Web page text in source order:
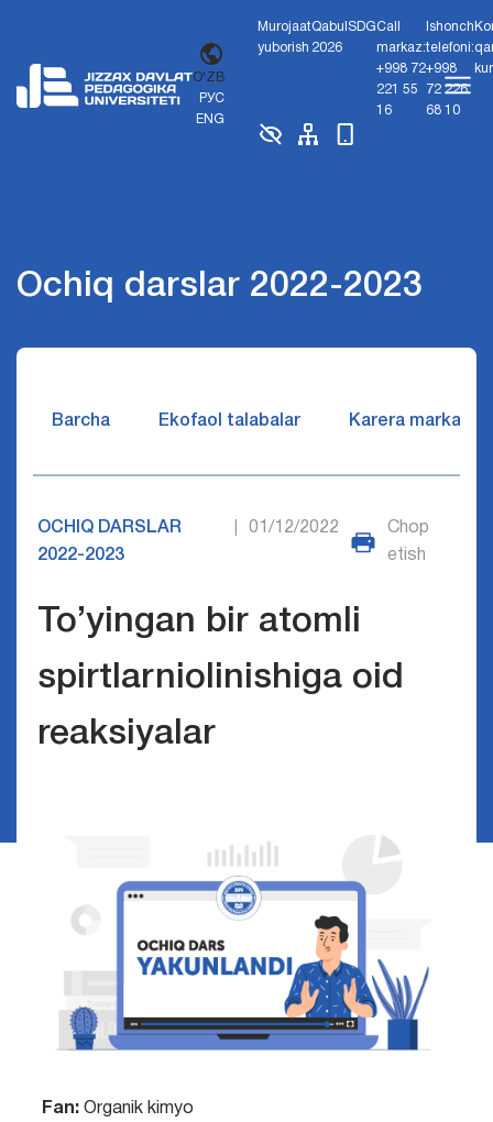
O'ZB
РУС
ENG
Murojaat
yuborish
Qabul
2026
SDGCall
markaz:
+998 72
221 55
16
Ishonch
telefoni:
+998
72 226
68 10
Ochiq darslar 2022-2023
Barcha Ekofaol talabalar Karera markazi
OCHIQ DARSLAR
2022-2023
01/12/2022
Chop
etish
To’yingan bir atomli
spirtlarniolinishiga oid
reaksiyalar
Fan: Organik kimyo